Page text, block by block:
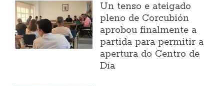
Un tenso e ateigado
pleno de Corcubión
aprobou finalmente a
partida para permitir a
apertura do Centro de
Día